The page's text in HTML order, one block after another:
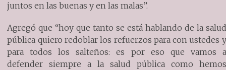
juntos en las buenas y en las malas”.
Agregó que “hoy que tanto se está hablando de la salud
pública quiero redoblar los refuerzos para con ustedes y
para todos los salteños: es por eso que vamos a
defender siempre a la salud pública como hemos